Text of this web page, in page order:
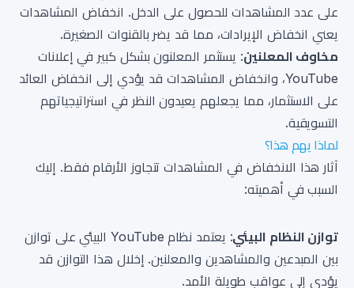
على عدد المشاهدات للحصول على الدخل. انخفاض المشاهدات
يعني انخفاض الإيرادات، مما قد يضر بالقنوات الصغيرة.
مخاوف المعلنين: يستثمر المعلنون بشكل كبير في إعلانات
YouTube، وانخفاض المشاهدات قد يؤدي إلى انخفاض العائد
على الاستثمار، مما يجعلهم يعيدون النظر في استراتيجياتهم
التسويقية.
لماذا يهم هذا؟
آثار هذا الانخفاض في المشاهدات تتجاوز الأرقام فقط. إليك
السبب في أهميته:
توازن النظام البيئي
: يعتمد نظام YouTube البيئي على توازن
بين المبدعين والمشاهدين والمعلنين. إخلال هذا التوازن قد
يؤدي إلى عواقب طويلة الأمد.